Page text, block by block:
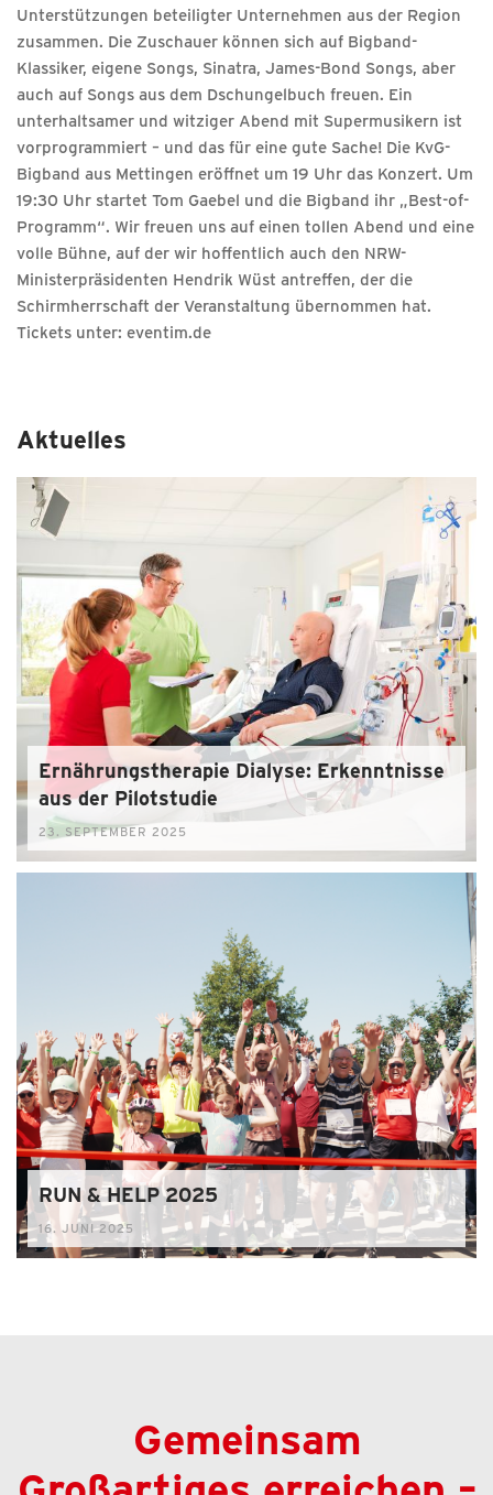
Unterstützungen beteiligter Unternehmen aus der Region
zusammen. Die Zuschauer können sich auf Bigband-
Klassiker, eigene Songs, Sinatra, James-Bond Songs, aber
auch auf Songs aus dem Dschungelbuch freuen. Ein
unterhaltsamer und witziger Abend mit Supermusikern ist
vorprogrammiert – und das für eine gute Sache! Die KvG-
Bigband aus Mettingen eröffnet um 19 Uhr das Konzert. Um
19:30 Uhr startet Tom Gaebel und die Bigband ihr „Best-of-
Programm“. Wir freuen uns auf einen tollen Abend und eine
volle Bühne, auf der wir hoffentlich auch den NRW-
Ministerpräsidenten Hendrik Wüst antreffen, der die
Schirmherrschaft der Veranstaltung übernommen hat.
Tickets unter: eventim.de
Aktuelles
Ernährungstherapie Dialyse: Erkenntnisse
aus der Pilotstudie
23. SEPTEMBER 2025
RUN & HELP 2025
16. JUNI 2025
Gemeinsam